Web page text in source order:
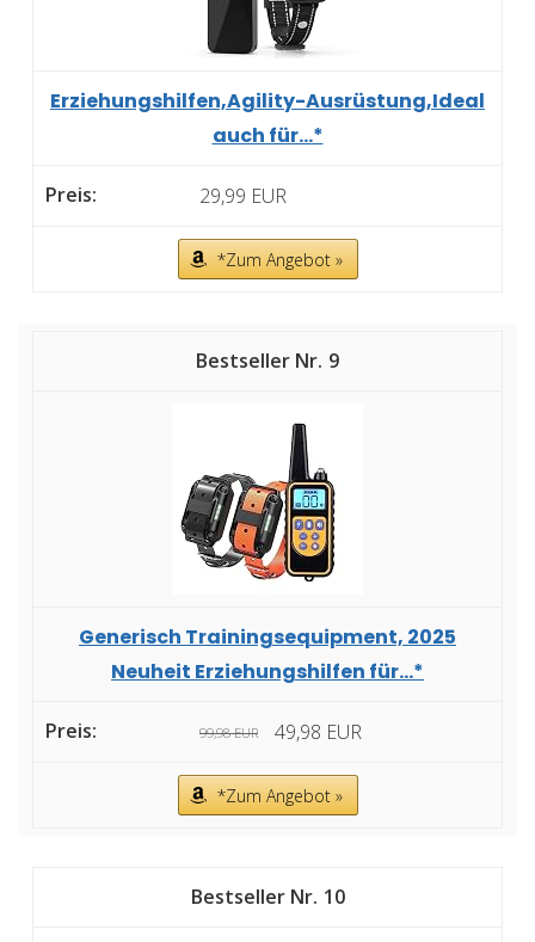
Erziehungshilfen,Agility-Ausrüstung,Ideal
auch für...*
29,99 EUR
*Zum Angebot »
9
Generisch Trainingsequipment, 2025
Neuheit Erziehungshilfen für...*
99,98 EUR 49,98 EUR
*Zum Angebot »
10